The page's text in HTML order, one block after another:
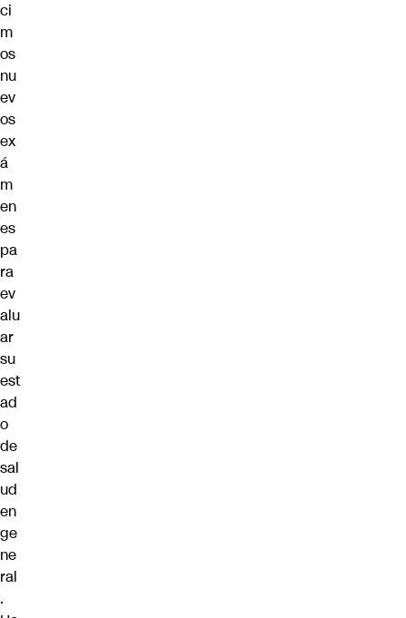
ci
m
os
nu
ev
os
ex
á
m
en
es
pa
ra
ev
alu
ar
su
est
ad
o
de
sal
ud
en
ge
ne
ral
.